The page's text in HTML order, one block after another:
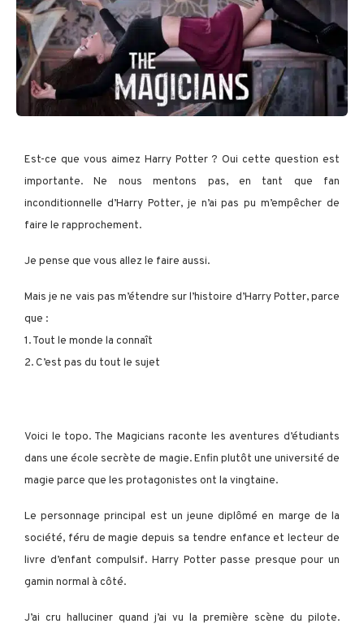
Est-ce que vous aimez Harry Potter ? Oui cette question est
importante. Ne nous mentons pas, en tant que fan
inconditionnelle d’Harry Potter, je n’ai pas pu m’empêcher de
faire le rapprochement.
Je pense que vous allez le faire aussi.
Mais je ne vais pas m’étendre sur l’histoire d’Harry Potter, parce
que :
1. Tout le monde la connaît
2. C’est pas du tout le sujet
Voici le topo. The Magicians raconte les aventures d’étudiants
dans une école secrète de magie. Enfin plutôt une université de
magie parce que les protagonistes ont la vingtaine.
Le personnage principal est un jeune diplômé en marge de la
société, féru de magie depuis sa tendre enfance et lecteur de
livre d’enfant compulsif. Harry Potter passe presque pour un
gamin normal à côté.
J’ai cru halluciner quand j’ai vu la première scène du pilote.